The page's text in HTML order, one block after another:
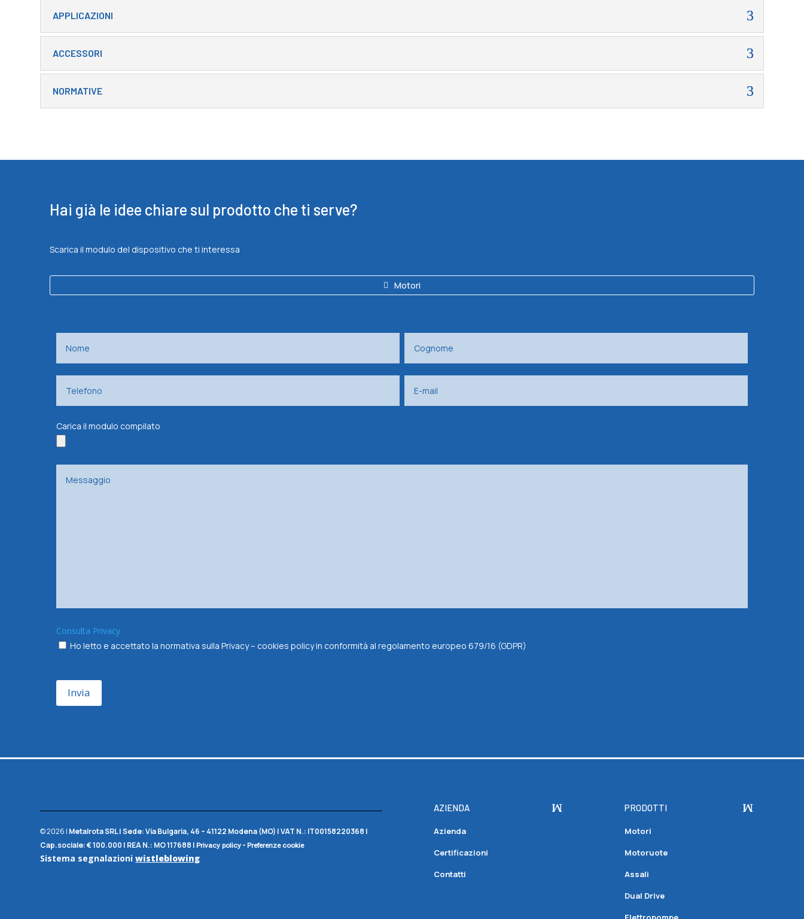
APPLICAZIONI
ACCESSORI
NORMATIVE
Hai già le idee chiare sul prodotto che ti serve?
Scarica il modulo del dispositivo che ti interessa
Motori
Carica il modulo compilato
Consulta Privacy
Ho letto e accettato la normativa sulla Privacy – cookies policy in conformità al regolamento europeo 679/16 (GDPR)
Invia
© 2026 | Metalrota SRL|Sede:Via Bulgaria, 46 – 41122 Modena (MO) |VAT N.: IT00158220368 |
Cap.sociale:€ 100.000 | REA N.: MO 117688 |Privacy policy -Preferenze cookie
Sistema segnalazioniwistleblowing
AZIENDA
Azienda
Certificazioni
Contatti
PRODOTTI
Motori
Motoruote
Assali
Dual Drive